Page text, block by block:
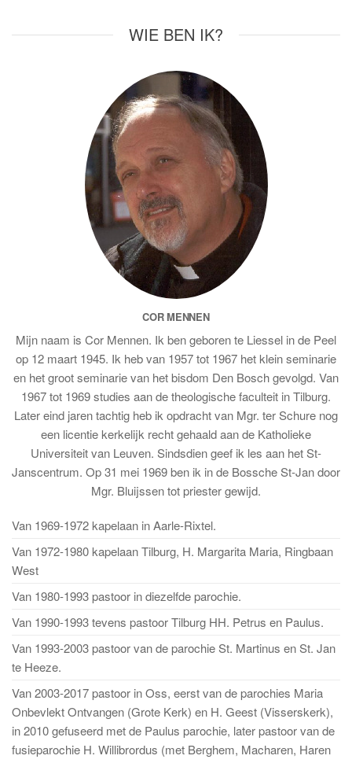
WIE BEN IK?
COR MENNEN
Mijn naam is Cor Mennen. Ik ben geboren te Liessel in de Peel
op 12 maart 1945. Ik heb van 1957 tot 1967 het klein seminarie
en het groot seminarie van het bisdom Den Bosch gevolgd. Van
1967 tot 1969 studies aan de theologische faculteit in Tilburg.
Later eind jaren tachtig heb ik opdracht van Mgr. ter Schure nog
een licentie kerkelijk recht gehaald aan de Katholieke
Universiteit van Leuven. Sindsdien geef ik les aan het St-
Janscentrum. Op 31 mei 1969 ben ik in de Bossche St-Jan door
Mgr. Bluijssen tot priester gewijd.
Van 1969-1972 kapelaan in Aarle-Rixtel.
Van 1972-1980 kapelaan Tilburg, H. Margarita Maria, Ringbaan
West
Van 1980-1993 pastoor in diezelfde parochie.
Van 1990-1993 tevens pastoor Tilburg HH. Petrus en Paulus.
Van 1993-2003 pastoor van de parochie St. Martinus en St. Jan
te Heeze.
Van 2003-2017 pastoor in Oss, eerst van de parochies Maria
Onbevlekt Ontvangen (Grote Kerk) en H. Geest (Visserskerk),
in 2010 gefuseerd met de Paulus parochie, later pastoor van de
fusieparochie H. Willibrordus (met Berghem, Macharen, Haren